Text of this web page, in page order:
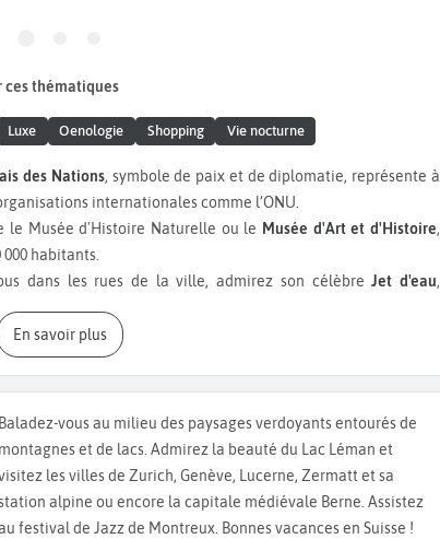
ces thématiques
Luxe Oenologie Shopping Vie nocturne
des Nations, symbole de paix et de diplomatie, représente à
internationales comme l’ONU.
le Musée d'Histoire Naturelle ou le Musée d'Art et d'Histoire,
habitants.
dans les rues de la ville, admirez son célèbreJet d'eau,
l'observer sans se mouiller, les tours de la
de Pâquissont idéaux. Si vous avez encore un peu de temps,
devant son célèbre
goûté à quelques spécialités comme la
Longeole de Genève
le Rissole aux poires, sorte de chausson aux pommes.
de nombreux bars dansants et boites de nuit comme le
l'aurez compris, Genève
est une ville étonnante. Vous
à Genève en Suisse .
En savoir plus
Baladez-vous au milieu des paysages verdoyants entourés de
montagnes et de lacs. Admirez la beauté du Lac Léman et
les villes de Zurich, Genève, Lucerne, Zermatt et sa
alpine ou encore la capitale médiévale Berne. Assistez
festival de Jazz de Montreux. Bonnes vacances en Suisse !